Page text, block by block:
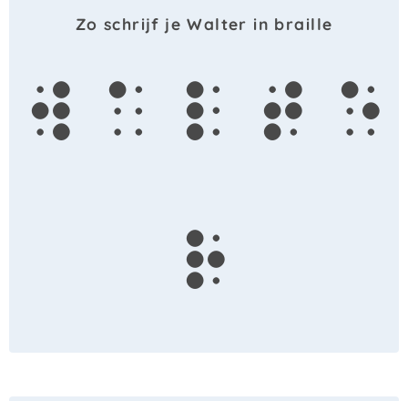
Zo schrijf je Walter in braille
w a l t e
r